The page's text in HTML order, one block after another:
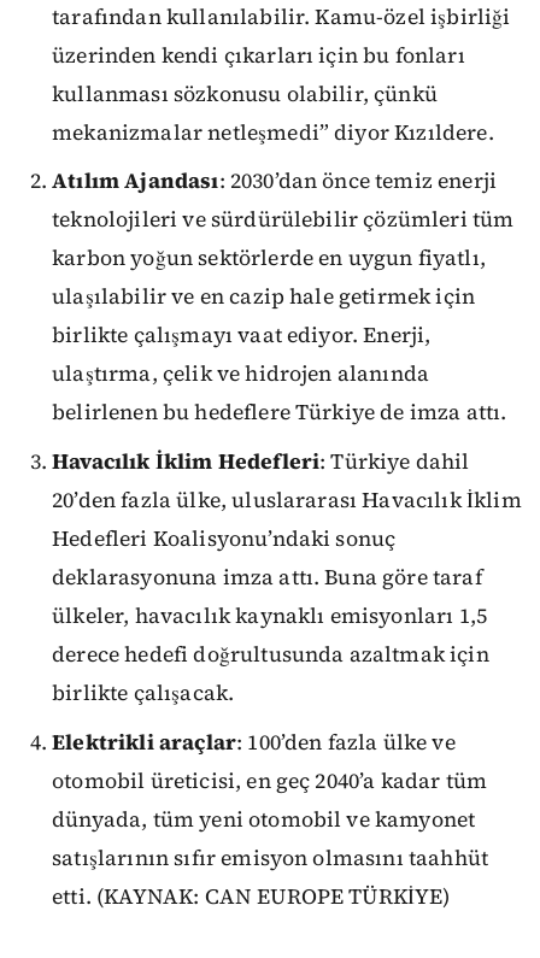
tarafından kullanılabilir. Kamu-özel işbirliği
üzerinden kendi çıkarları için bu fonları
kullanması sözkonusu olabilir, çünkü
mekanizmalar netleşmedi” diyor Kızıldere.
Atılım Ajandası: 2030’dan önce temiz enerji
teknolojileri ve sürdürülebilir çözümleri tüm
karbon yoğun sektörlerde en uygun fiyatlı,
ulaşılabilir ve en cazip hale getirmek için
birlikte çalışmayı vaat ediyor. Enerji,
ulaştırma, çelik ve hidrojen alanında
belirlenen bu hedeflere Türkiye de imza attı.
Havacılık İklim Hedefleri: Türkiye dahil
20’den fazla ülke, uluslararası Havacılık İklim
Hedefleri Koalisyonu’ndaki sonuç
deklarasyonuna imza attı. Buna göre taraf
ülkeler, havacılık kaynaklı emisyonları 1,5
derece hedefi doğrultusunda azaltmak için
birlikte çalışacak.
Elektrikli araçlar: 100’den fazla ülke ve
otomobil üreticisi, en geç 2040’a kadar tüm
dünyada, tüm yeni otomobil ve kamyonet
satışlarının sıfır emisyon olmasını taahhüt
etti. (KAYNAK: CAN EUROPE TÜRKİYE)